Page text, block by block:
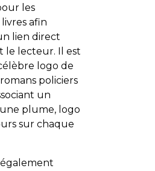
les
afin
lien direct
le lecteur. Il est
logo de
policiers
un
plume, logo
sur chaque